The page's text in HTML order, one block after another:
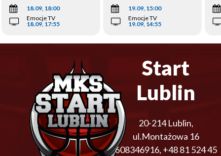
18.09, 18:00
Emocje TV
18.09, 17:55
19.09, 15:00
Emocje TV
19.09, 14:55
Start
Lublin
20-214 Lublin,
ul.Montażowa 16
608346916, +48 81 524 45